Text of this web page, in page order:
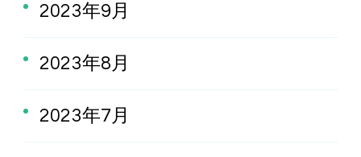
2023年9月
2023年8月
2023年7月